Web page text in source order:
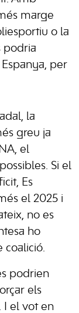
marge
o la
podria
per
la
greu ja
el
Si el
Es
el 2025 i
no es
ho
coalició.
podrien
els
I el vot en